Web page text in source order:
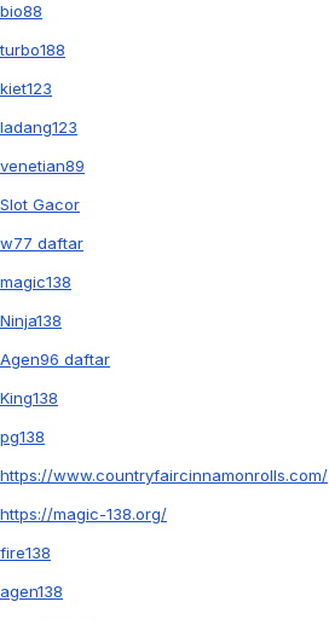
bio88
turbo188
kiet123
ladang123
venetian89
Slot Gacor
w77 daftar
magic138
Ninja138
Agen96 daftar
King138
pg138
https://www.countryfaircinnamonrolls.com/
https://magic-138.org/
fire138
agen138